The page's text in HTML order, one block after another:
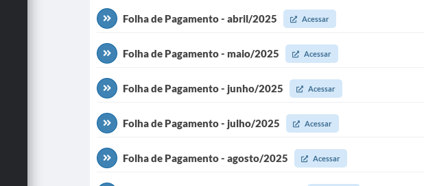
Folha de Pagamento - abril/2025 Acessar
Folha de Pagamento - maio/2025 Acessar
Folha de Pagamento - junho/2025 Acessar
Folha de Pagamento - julho/2025 Acessar
Folha de Pagamento - agosto/2025 Acessar